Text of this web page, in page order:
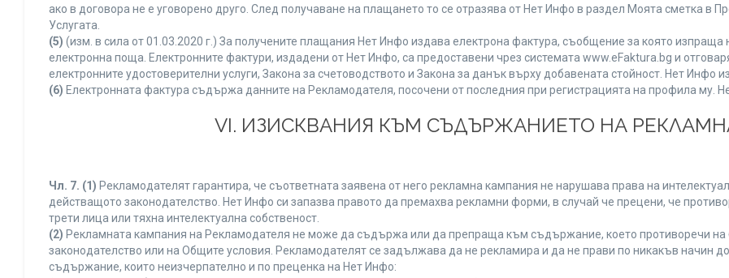
ако в договора не е уговорено друго. След получаване на плащането то се отразява от Нет Инфо в раздел Моята сметка в
Услугата.
(5) (изм. в сила от 01.03.2020 г.) За получените плащания Нет Инфо издава електрона фактура, съобщение за която
електронна поща. Електронните фактури, издадени от Нет Инфо, са предоставени чрез системата www.eFaktura.bg и
електронните удостоверителни услуги, Закона за счетоводството и Закона за данък върху добавената стойност. Нет Инфо
(6) Електронната фактура съдържа данните на Рекламодателя, посочени от последния при регистрацията на профила му.
VI. ИЗИСКВАНИЯ КЪМ СЪДЪРЖАНИЕТО НА
Чл. 7. (1) Рекламодателят гарантира, че съответната заявена от него рекламна кампания не нарушава права на
действащото законодателство. Нет Инфо си запазва правото да премахва рекламни форми, в случай че прецени, че
трети лица или тяхна интелектуална собственост.
(2) Рекламната кампания на Рекламодателя не може да съдържа или да препраща към съдържание, което противоречи на
законодателство или на Общите условия. Рекламодателят се задължава да не рекламира и да не прави по никакъв начин
съдържание, които неизчерпателно и по преценка на Нет Инфо: